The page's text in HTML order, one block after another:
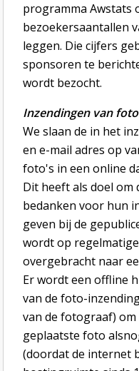
programma Awstats
bezoekersaantallen
leggen. Die cijfers
sponsoren te
wordt bezocht.
Inzendingen van
We slaan de in het
en e-mail adres op
foto's in een online
Dit heeft als doel om
bedanken voor hun
geven bij de
wordt op
overgebracht naar
Er wordt een offline
van de foto-
van de fotograaf)
geplaatste foto
(doordat de internet